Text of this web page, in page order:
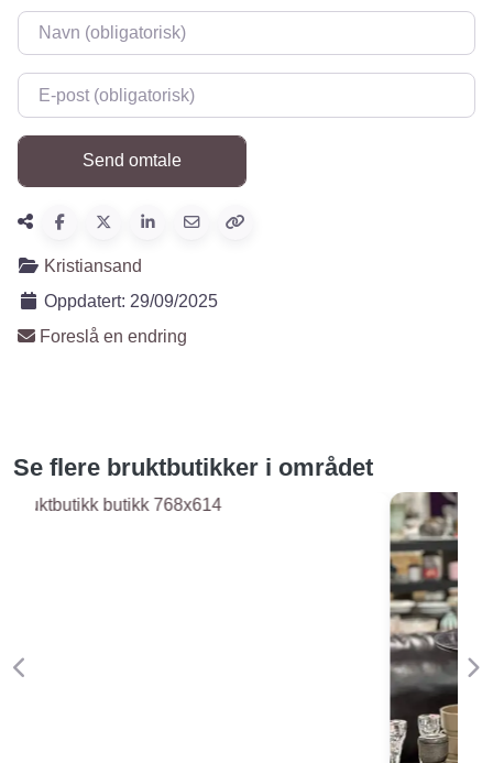
Navn
E-post
Kristiansand
Oppdatert: 29/09/2025
Foreslå en endring
Se flere bruktbutikker i området
Forige